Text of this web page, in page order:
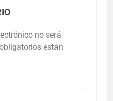
no será
están